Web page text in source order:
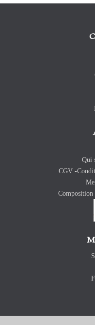
Qui
CGV -
Composition